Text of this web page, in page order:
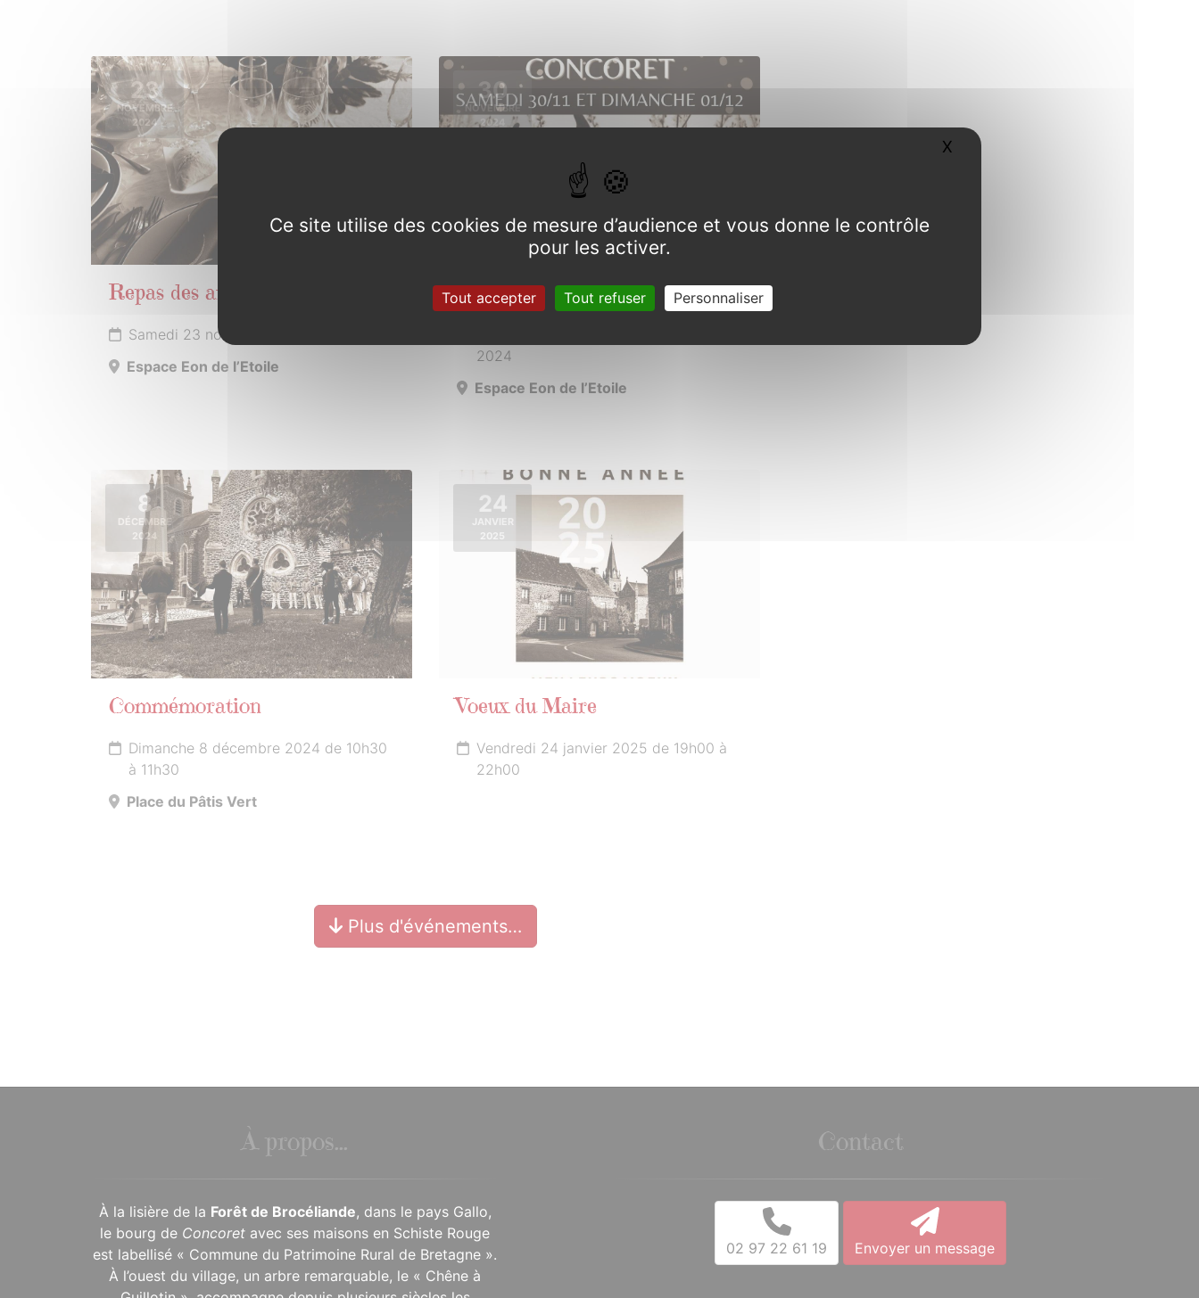
23
NOVEMBRE
2024
Repas des anciens
Samedi 23 novembre 2024
Espace Eon de l’Etoile
30
NOVEMBRE
2024
Marché de Noël
2024
Espace Eon de l’Etoile
8
DÉCEMBRE
2024
Commémoration
Dimanche 8 décembre 2024 de 10h30
à 11h30
Place du Pâtis Vert
24
JANVIER
2025
Voeux du Maire
Vendredi 24 janvier 2025 de 19h00 à
22h00
Plus d'événements…
À propos...
À la lisière de la Forêt de Brocéliande, dans le pays Gallo,
le bourg de Concoret avec ses maisons en Schiste Rouge
est labellisé « Commune du Patrimoine Rural de Bretagne ».
À l’ouest du village, un arbre remarquable, le « Chêne à
Contact
02 97 22 61 19 Envoyer un message
Ce site utilise des cookies de mesure d’audience et vous donne le contrôle
pour les activer.
Tout accepter Tout refuser Personnaliser
X Masquer le bandeau des cookies